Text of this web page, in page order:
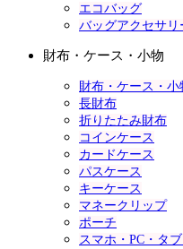
エコバッグ
バッグアクセサリ
財布・ケース・小物
財布・ケース・
長財布
折りたたみ財布
コインケース
カードケース
パスケース
キーケース
マネークリップ
ポーチ
スマホ・PC・タ